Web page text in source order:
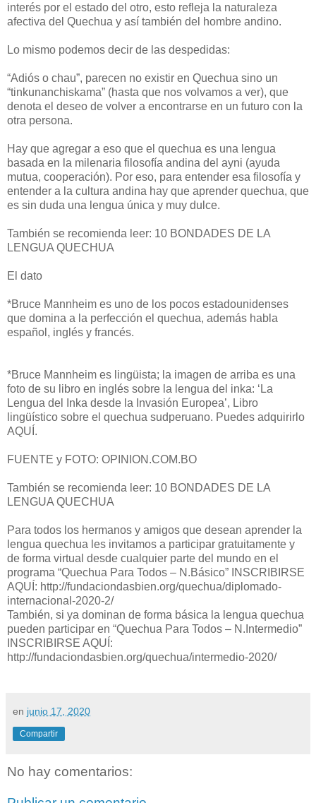
interés por el estado del otro, esto refleja la naturaleza
afectiva del Quechua y así también del hombre andino.
Lo mismo podemos decir de las despedidas:
“Adiós o chau”, parecen no existir en Quechua sino un
“tinkunanchiskama” (hasta que nos volvamos a ver), que
denota el deseo de volver a encontrarse en un futuro con la
otra persona.
Hay que agregar a eso que el quechua es una lengua
basada en la milenaria filosofía andina del ayni (ayuda
mutua, cooperación). Por eso, para entender esa filosofía y
entender a la cultura andina hay que aprender quechua, que
es sin duda una lengua única y muy dulce.
También se recomienda leer: 10 BONDADES DE LA
LENGUA QUECHUA
El dato
*Bruce Mannheim es uno de los pocos estadounidenses
que domina a la perfección el quechua, además habla
español, inglés y francés.
*Bruce Mannheim es lingüista; la imagen de arriba es una
foto de su libro en inglés sobre la lengua del inka: ‘La
Lengua del Inka desde la Invasión Europea’, Libro
lingüístico sobre el quechua sudperuano. Puedes adquirirlo
AQUÍ.
FUENTE y FOTO: OPINION.COM.BO
También se recomienda leer: 10 BONDADES DE LA
LENGUA QUECHUA
Para todos los hermanos y amigos que desean aprender la
lengua quechua les invitamos a participar gratuitamente y
de forma virtual desde cualquier parte del mundo en el
programa “Quechua Para Todos – N.Básico” INSCRIBIRSE
AQUÍ: http://fundaciondasbien.org/quechua/diplomado-
internacional-2020-2/
También, si ya dominan de forma básica la lengua quechua
pueden participar en “Quechua Para Todos – N.Intermedio”
INSCRIBIRSE AQUÍ:
http://fundaciondasbien.org/quechua/intermedio-2020/
en junio 17, 2020
Compartir
No hay comentarios: